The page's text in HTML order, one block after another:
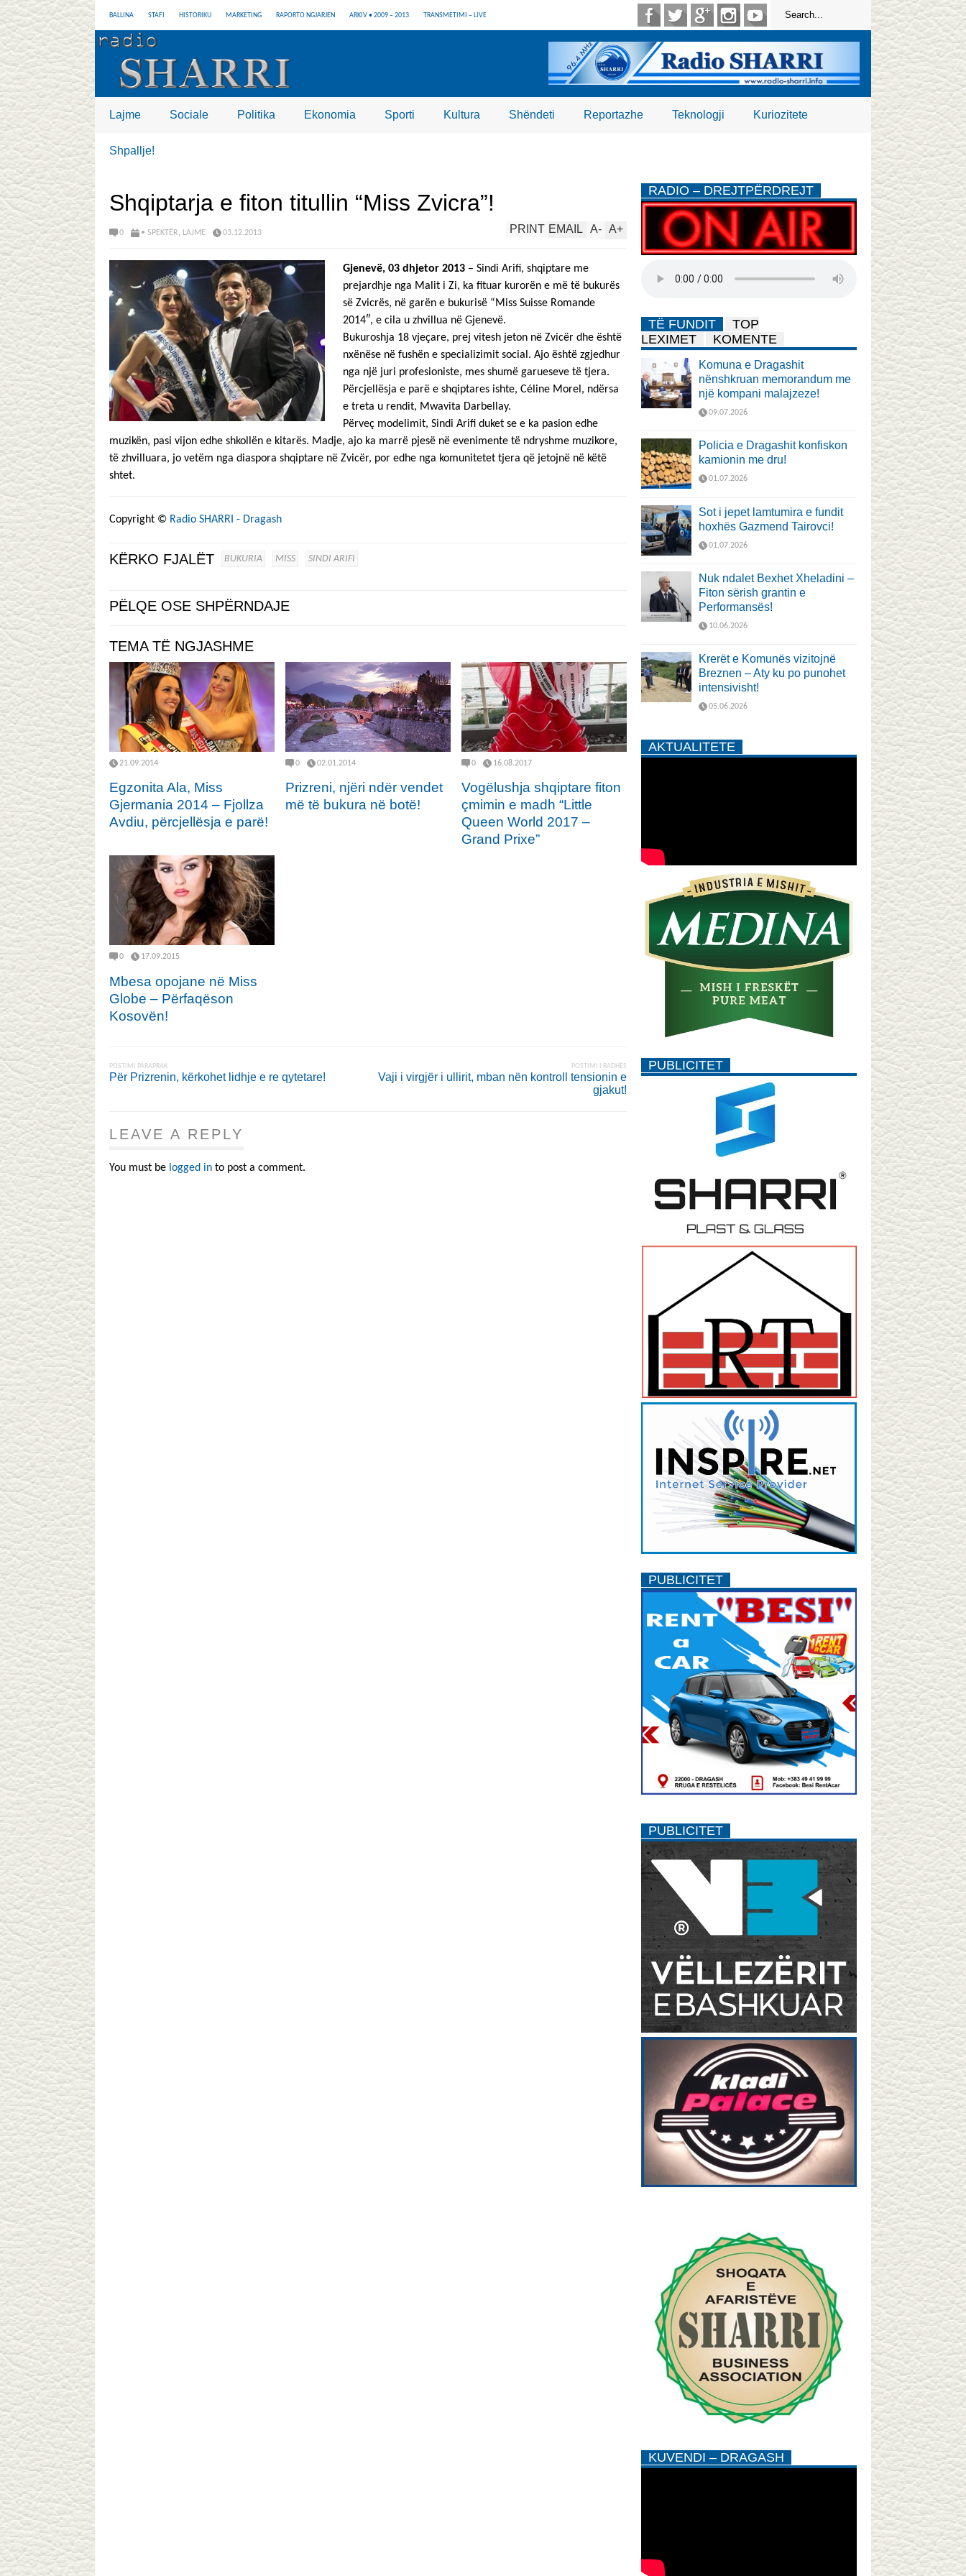
BALLINA STAFI HISTORIKU MARKETING RAPORTO NGJARJEN ARKIV • 2009 – 2013 TRANSMETIMI – LIVE
Lajme Sociale Politika Ekonomia Sporti Kultura Shëndeti Reportazhe Teknologji Kuriozitete
Shpallje!
Shqiptarja e fiton titullin “Miss Zvicra”!
0 • SPEKTËR, LAJME 03.12.2013 A+
A-
EMAIL
PRINT
Gjenevë, 03 dhjetor 2013 – Sindi Arifi, shqiptare me
prejardhje nga Malit i Zi, ka fituar kurorën e më të bukurës
së Zvicrës, në garën e bukurisë “Miss Suisse Romande
2014″, e cila u zhvillua në Gjenevë.
Bukuroshja 18 vjeçare, prej vitesh jeton në Zvicër dhe është
nxënëse në fushën e specializimit social. Ajo është zgjedhur
nga një juri profesioniste, mes shumë garueseve të tjera.
Përcjellësja e parë e shqiptares ishte, Céline Morel, ndërsa
e treta u rendit, Mwavita Darbellay.
Përveç modelimit, Sindi Arifi duket se e ka pasion edhe
muzikën, pasi vijon edhe shkollën e kitarës. Madje, ajo ka marrë pjesë në evenimente të ndryshme muzikore,
të zhvilluara, jo vetëm nga diaspora shqiptare në Zvicër, por edhe nga komunitetet tjera që jetojnë në këtë
shtet.
Copyright © Radio SHARRI - Dragash
KËRKO FJALËT BUKURIA MISS SINDI ARIFI
PËLQE OSE SHPËRNDAJE
TEMA TË NGJASHME
21.09.2014
Egzonita Ala, Miss
Gjermania 2014 – Fjollza
Avdiu, përcjellësja e parë!
0 02.01.2014
Prizreni, njëri ndër vendet
më të bukura në botë!
0 16.08.2017
Vogëlushja shqiptare fiton
çmimin e madh “Little
Queen World 2017 –
Grand Prixe”
0 17.09.2015
Mbesa opojane në Miss
Globe – Përfaqëson
Kosovën!
POSTIMI PARAPRAK
Për Prizrenin, kërkohet lidhje e re qytetare!
POSTIMI I RADHËS
Vaji i virgjër i ullirit, mban nën kontroll tensionin e
gjakut!
LEAVE A REPLY
You must be logged in to post a comment.
RADIO – DREJTPËRDREJT
TË FUNDIT
TOP
LEXIMET
KOMENTE
Komuna e Dragashit
nënshkruan memorandum me
një kompani malajzeze!
09.07.2026
Policia e Dragashit konfiskon
kamionin me dru!
01.07.2026
Sot i jepet lamtumira e fundit
hoxhës Gazmend Tairovci!
01.07.2026
Nuk ndalet Bexhet Xheladini –
Fiton sërish grantin e
Performansës!
10.06.2026
Krerët e Komunës vizitojnë
Breznen – Aty ku po punohet
intensivisht!
05.06.2026
AKTUALITETE
PUBLICITET
PUBLICITET
PUBLICITET
KUVENDI – DRAGASH